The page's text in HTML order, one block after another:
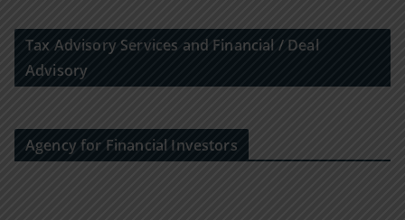
Tax Advisory Services and Financial / Deal
Advisory
Agency for Financial Investors